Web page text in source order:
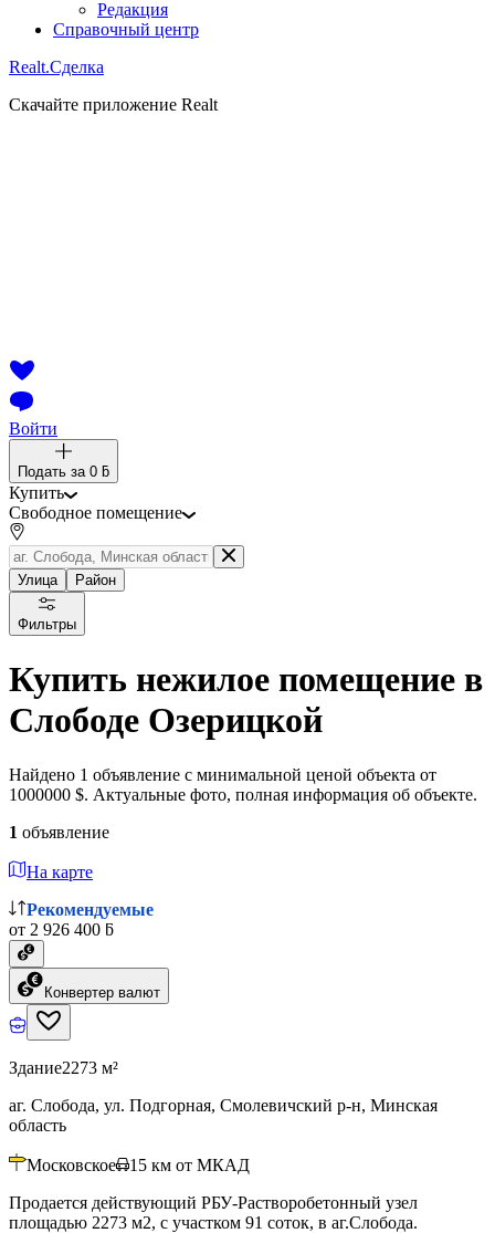
Редакция
Справочный центр
Realt.Сделка
Скачайте приложение Realt
Войти
Подать за 0 ƃ
Купить
Свободное помещение
Улица Район
Фильтры
Купить нежилое помещение в
Слободе Озерицкой
Найдено 1 объявление с минимальной ценой объекта от
1000000 $. Актуальные фото, полная информация об объекте.
1 объявление
На карте
Рекомендуемые
от 2 926 400 ƃ
Конвертер валют
Здание2273 м²
аг. Слобода, ул. Подгорная, Смолевичский р-н, Минская
область
Московское 15 км от МКАД
Продается действующий РБУ-Растворобетонный узел
площадью 2273 м2, с участком 91 соток, в аг.Слобода.